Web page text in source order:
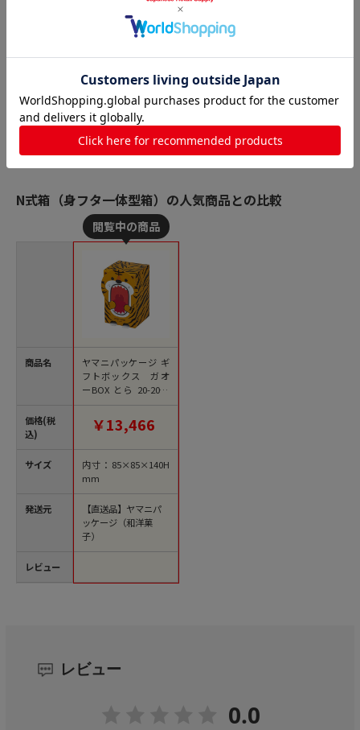
N式箱（身フタ一体型箱）の人気商品との比較
商品名
価格(税
込)
サイズ
発送元
レビュー
ヤマニパッケージ ギ
フトボックス ガオ
ーBOX とら 20-2090
100枚/箱（ご注文単
￥13,466
内寸：85×85×140H
mm
【直送品】ヤマニパ
ッケージ（和洋菓
子）
レビュー
0.0